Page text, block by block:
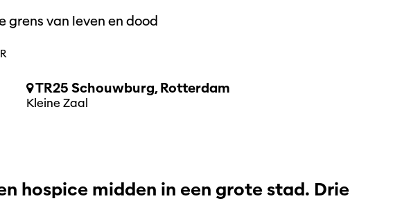
grens van leven en dood
TR25 Schouwburg, Rotterdam
Kleine Zaal
hospice midden in een grote stad. Drie